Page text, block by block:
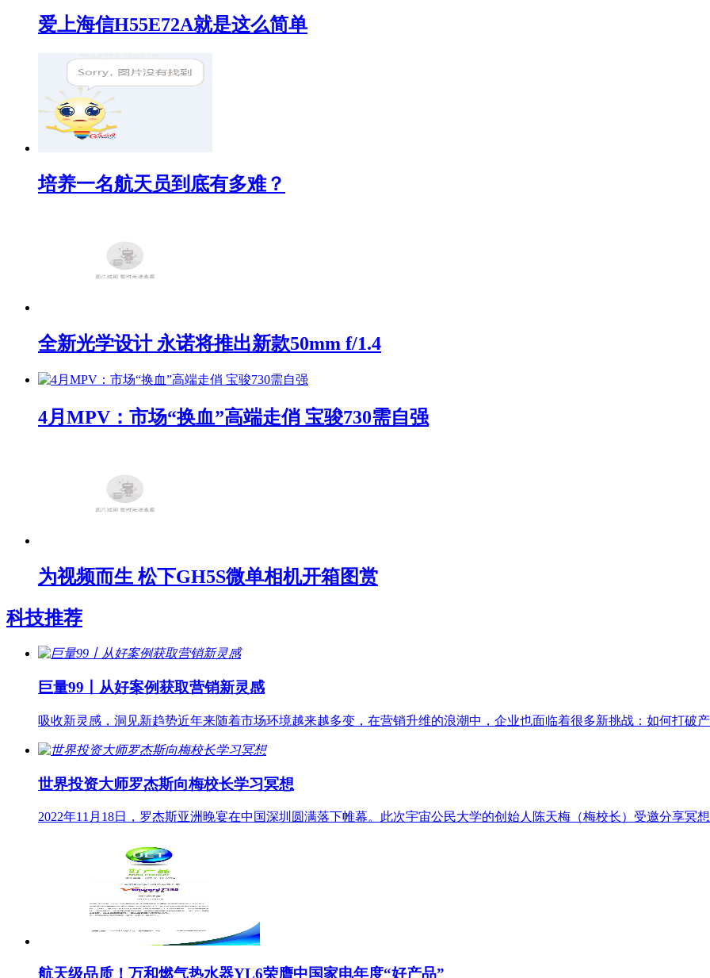
爱上海信H55E72A就是这么简单
培养一名航天员到底有多难？
全新光学设计 永诺将推出新款50mm f/1.4
4月MPV：市场“换血”高端走俏 宝骏730需自强
为视频而生 松下GH5S微单相机开箱图赏
科技推荐
巨量99丨从好案例获取营销新灵感
吸收新灵感，洞见新趋势近年来随着市场环境越来越多变，在营销升维的浪潮中，企业也面临着很多新挑战：如何打破
世界投资大师罗杰斯向梅校长学习冥想
2022年11月18日，罗杰斯亚洲晚宴在中国深圳圆满落下帷幕。此次宇宙公民大学的创始人陈天梅（梅校长）受邀分享冥
航天级品质！万和燃气热水器YL6荣膺中国家电年度“好产品”